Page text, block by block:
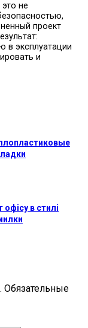
не
проект
в эксплуатации
и
офісу в стилі
Обязательные